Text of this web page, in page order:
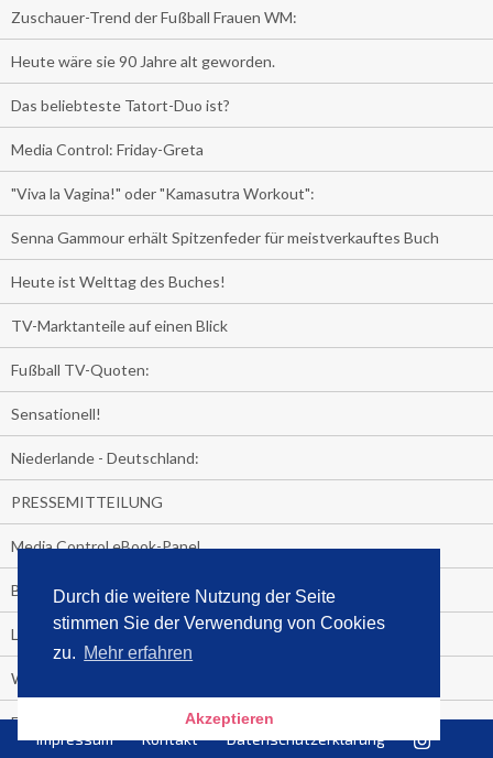
Durch die weitere Nutzung der Seite
stimmen Sie der Verwendung von Cookies
zu. Mehr erfahren
Akzeptieren
Zuschauer-Trend der Fußball Frauen WM:
Heute wäre sie 90 Jahre alt geworden.
Das beliebteste Tatort-Duo ist?
Media Control: Friday-Greta
"Viva la Vagina!" oder "Kamasutra Workout":
Senna Gammour erhält Spitzenfeder für meistverkauftes Buch
Heute ist Welttag des Buches!
TV-Marktanteile auf einen Blick
Fußball TV-Quoten:
Sensationell!
Niederlande - Deutschland:
PRESSEMITTEILUNG
Media Control eBook-Panel
BIATHLON-WM im TV
Lagerfelds N°5
Wer schaut täglich fast sieben Stunden Fernsehen?
Es Pilchert allerorten
Impressum Kontakt Datenschutzerklärung